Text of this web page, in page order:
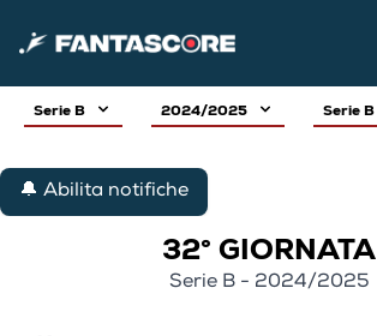
Serie B 2024/2025 Serie B
🔔 Abilita notifiche
32° GIORNATA
Serie B - 2024/2025